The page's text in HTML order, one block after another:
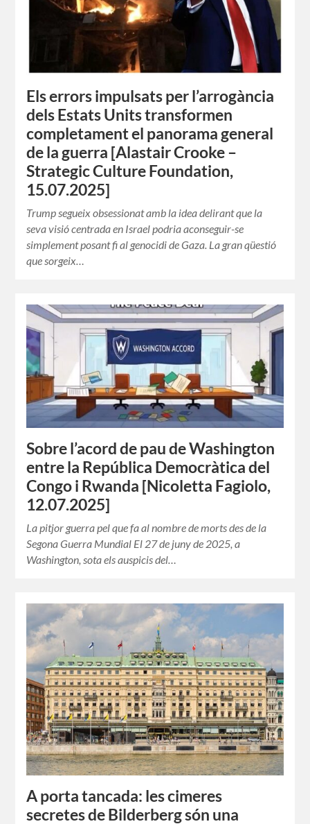
Els errors impulsats per l’arrogància
dels Estats Units transformen
completament el panorama general
de la guerra [Alastair Crooke –
Strategic Culture Foundation,
15.07.2025]
Trump segueix obsessionat amb la idea delirant que la
seva visió centrada en Israel podria aconseguir-se
simplement posant fi al genocidi de Gaza. La gran qüestió
que sorgeix…
Sobre l’acord de pau de Washington
entre la República Democràtica del
Congo i Rwanda [Nicoletta Fagiolo,
12.07.2025]
La pitjor guerra pel que fa al nombre de morts des de la
Segona Guerra Mundial El 27 de juny de 2025, a
Washington, sota els auspicis del…
A porta tancada: les cimeres
secretes de Bilderberg són una